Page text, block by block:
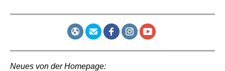
Neues von der Homepage: